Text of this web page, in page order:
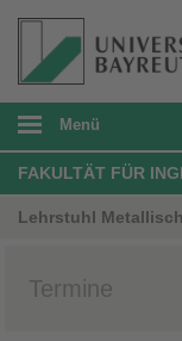
Menü
FAKULTÄT FÜR
Lehrstuhl
Termine